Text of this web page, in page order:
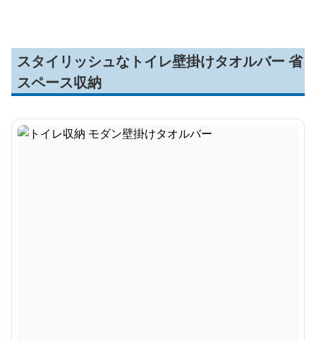
スタイリッシュなトイレ壁掛けタオルバー 省
スペース収納